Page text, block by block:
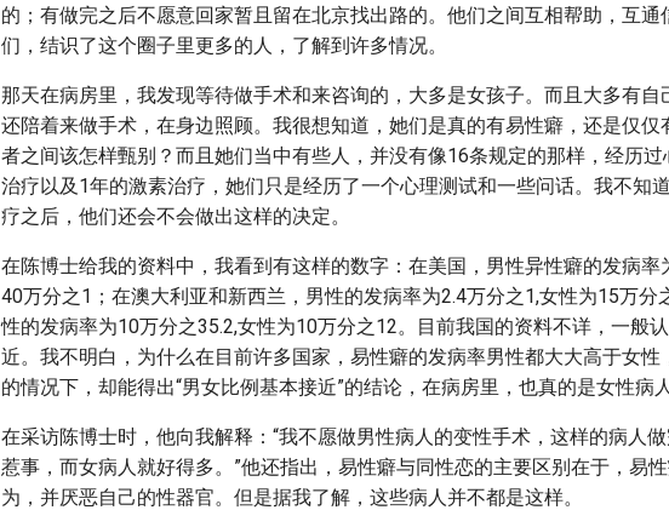
的；有做完之后不愿意回家暂且留在北京找出路的。他们之间互相帮助，互通
们，结识了这个圈子里更多的人，了解到许多情况。
那天在病房里，我发现等待做手术和来咨询的，大多是女孩子。而且大多有自
还陪着来做手术，在身边照顾。我很想知道，她们是真的有易性癖，还是仅仅
者之间该怎样甄别？而且她们当中有些人，并没有像16条规定的那样，经历
治疗以及1年的激素治疗，她们只是经历了一个心理测试和一些问话。我不知
疗之后，他们还会不会做出这样的决定。
在陈博士给我的资料中，我看到有这样的数字：在美国，男性异性癖的发病率
40万分之1；在澳大利亚和新西兰，男性的发病率为2.4万分之1,女性为15万分
性的发病率为10万分之35.2,女性为10万分之12。目前我国的资料不详，一般
近。我不明白，为什么在目前许多国家，易性癖的发病率男性都大大高于女性
的情况下，却能得出“男女比例基本接近”的结论，在病房里，也真的是女性病
在采访陈博士时，他向我解释：“我不愿做男性病人的变性手术，这样的病人
惹事，而女病人就好得多。”他还指出，易性癖与同性恋的主要区别在于，易
为，并厌恶自己的性器官。但是据我了解，这些病人并不都是这样。